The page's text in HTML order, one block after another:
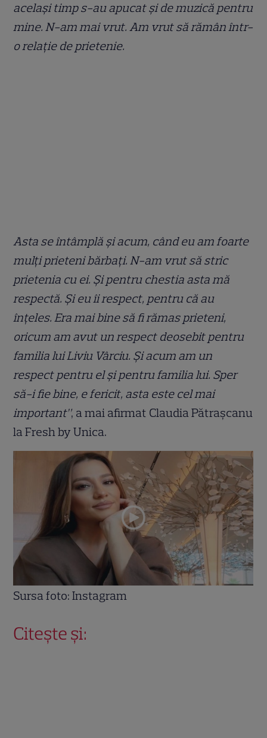
același timp s-au apucat și de muzică pentru
mine. N-am mai vrut. Am vrut să rămân într-
o relație de prietenie.
Asta se întâmplă și acum, când eu am foarte
mulți prieteni bărbați. N-am vrut să stric
prietenia cu ei. Și pentru chestia asta mă
respectă. Și eu îi respect, pentru că au
înțeles. Era mai bine să fi rămas prieteni,
oricum am avut un respect deosebit pentru
familia lui Liviu Vârciu. Și acum am un
respect pentru el și pentru familia lui. Sper
să-i fie bine, e fericit, asta este cel mai
important”, a mai afirmat Claudia Pătrașcanu
la Fresh by Unica.
Sursa foto: Instagram
Citește și: